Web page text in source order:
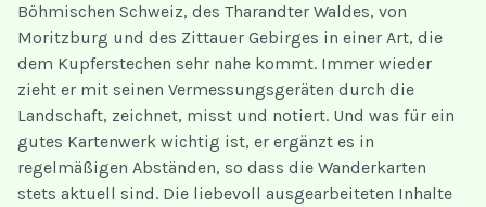
Böhmischen Schweiz, des Tharandter Waldes, von
Moritzburg und des Zittauer Gebirges in einer Art, die
dem Kupferstechen sehr nahe kommt. Immer wieder
zieht er mit seinen Vermessungsgeräten durch die
Landschaft, zeichnet, misst und notiert. Und was für ein
gutes Kartenwerk wichtig ist, er ergänzt es in
regelmäßigen Abständen, so dass die Wanderkarten
stets aktuell sind. Die liebevoll ausgearbeiteten Inhalte